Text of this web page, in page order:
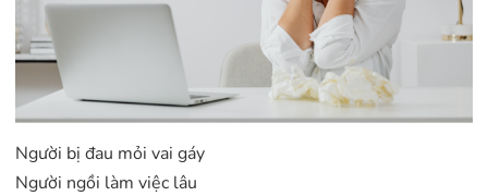
Người bị đau mỏi vai gáy
Người ngồi làm việc lâu